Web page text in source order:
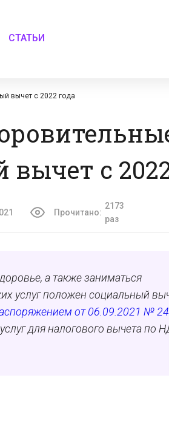
СТАТЬИ
вычет с 2022 года
с
Прочитано:
2173
раз
а также заниматься
услуг положен социальный
от 06.09.2021 №
для налогового вычета по